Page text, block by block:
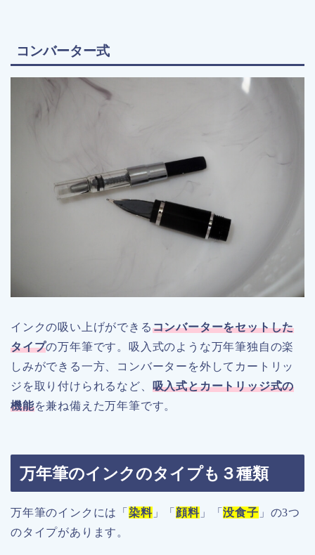
コンバーター式
インクの吸い上げができるコンバーターをセットした
タイプの万年筆です。吸入式のような万年筆独自の楽
しみができる一方、コンバーターを外してカートリッ
ジを取り付けられるなど、 吸入式とカートリッジ式の
機能を兼ね備えた万年筆です。
万年筆のインクのタイプも３種類
万年筆のインクには「 染料」「 顔料」「没食子 」の3つ
のタイプがあります。